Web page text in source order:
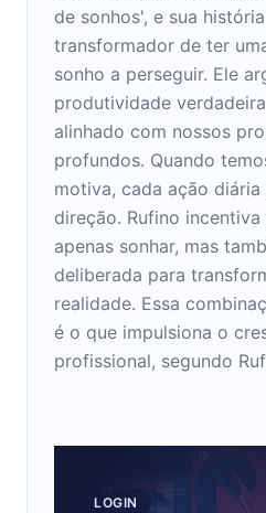
de sonhos', e sua
transformador de ter
sonho a perseguir. Ele
produtividade
alinhado com nossos
profundos. Quando
motiva, cada ação
direção. Rufino
apenas sonhar, mas
deliberada para
realidade. Essa
é o que impulsiona o
profissional, segundo
LOGIN